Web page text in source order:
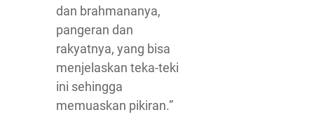
dan brahmananya,
pangeran dan
rakyatnya, yang bisa
menjelaskan teka-teki
ini sehingga
memuaskan pikiran.”